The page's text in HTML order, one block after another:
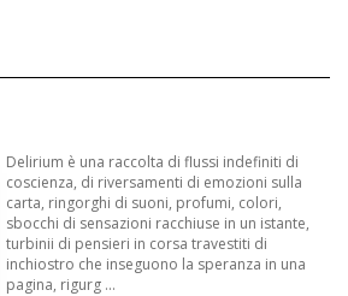
Delirium è una raccolta di flussi indefiniti di
coscienza, di riversamenti di emozioni sulla
carta, ringorghi di suoni, profumi, colori,
sbocchi di sensazioni racchiuse in un istante,
turbinii di pensieri in corsa travestiti di
inchiostro che inseguono la speranza in una
pagina, rigurg ...